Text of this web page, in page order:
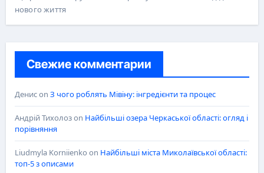
нового життя
Свежие комментарии
Денисon З чого роблять Мівіну: інгредієнти та процес
Андрій Тихолозon Найбільші озера Черкаської області: огляд і
порівняння
Liudmyla Korniienko on Найбільші міста Миколаївської області:
топ-5 з описами